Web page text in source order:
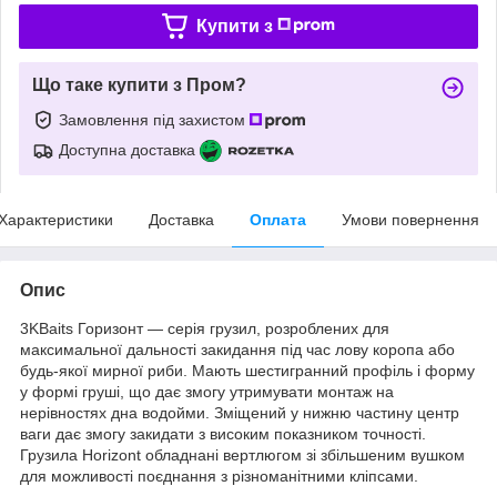
Купити з
Що таке купити з Пром?
Замовлення під захистом
Доступна доставка
Доставка Оплата Умови повернення
Опис
3KBaits Горизонт — серія грузил, розроблених для
максимальної дальності закидання під час лову коропа або
будь-якої мирної риби. Мають шестигранний профіль і форму
у формі груші, що дає змогу утримувати монтаж на
нерівностях дна водойми. Зміщений у нижню частину центр
ваги дає змогу закидати з високим показником точності.
Грузила Horizont обладнані вертлюгом зі збільшеним вушком
для можливості поєднання з різноманітними кліпсами.